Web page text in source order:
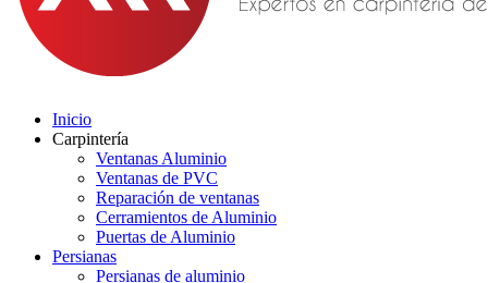
Inicio
Carpintería
Ventanas Aluminio
Ventanas de PVC
Reparación de ventanas
Cerramientos de Aluminio
Puertas de Aluminio
Persianas
Persianas de aluminio